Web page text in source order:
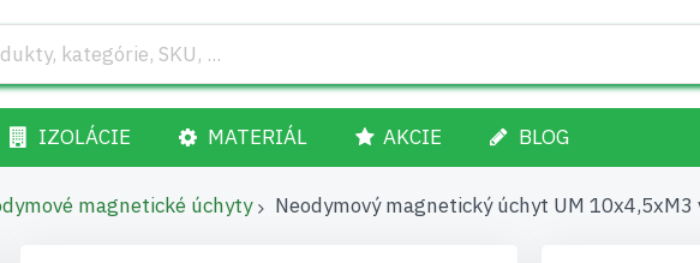
IZOLÁCIE MATERIÁL AKCIE BLOG
magnetické úchyty Neodymový magnetický úchyt UM